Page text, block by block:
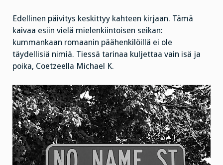
Edellinen päivitys keskittyy kahteen kirjaan. Tämä
kaivaa esiin vielä mielenkiintoisen seikan:
kummankaan romaanin päähenkilöillä ei ole
täydellisiä nimiä. Tiessä tarinaa kuljettaa vain isä ja
poika, Coetzeella Michael K.